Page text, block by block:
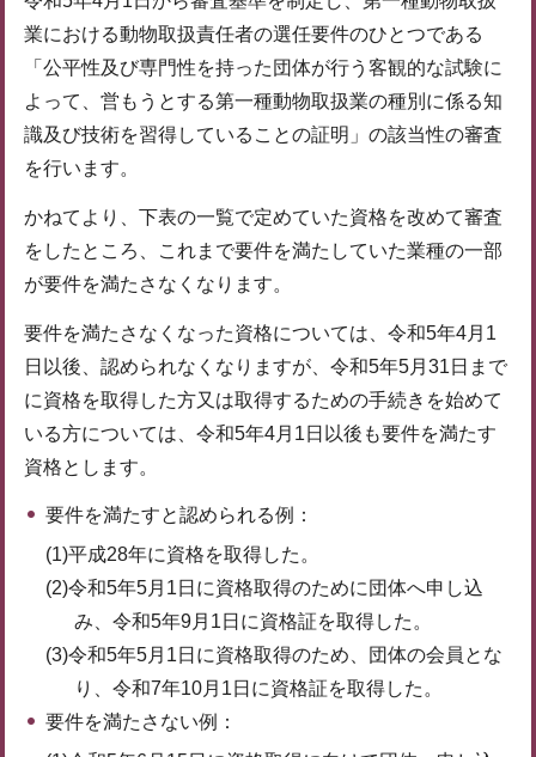
業における動物取扱責任者の選任要件のひとつである
「公平性及び専門性を持った団体が行う客観的な試験に
よって、営もうとする第一種動物取扱業の種別に係る知
識及び技術を習得していることの証明」の該当性の審査
を行います。
かねてより、下表の一覧で定めていた資格を改めて審査
をしたところ、これまで要件を満たしていた業種の一部
が要件を満たさなくなります。
要件を満たさなくなった資格については、令和5年4月1
日以後、認められなくなりますが、令和5年5月31日まで
に資格を取得した方又は取得するための手続きを始めて
いる方については、令和5年4月1日以後も要件を満たす
資格とします。
要件を満たすと認められる例：
(1)平成28年に資格を取得した。
(2)令和5年5月1日に資格取得のために団体へ申し込
み、令和5年9月1日に資格証を取得した。
(3)令和5年5月1日に資格取得のため、団体の会員とな
り、令和7年10月1日に資格証を取得した。
要件を満たさない例：